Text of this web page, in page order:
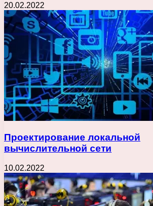
20.02.2022
Проектирование локальной
вычислительной сети
10.02.2022